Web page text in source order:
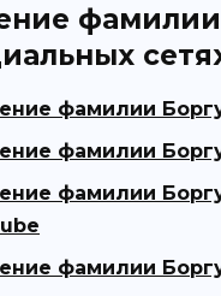
фамилии
фамилии
фамилии
фамилии